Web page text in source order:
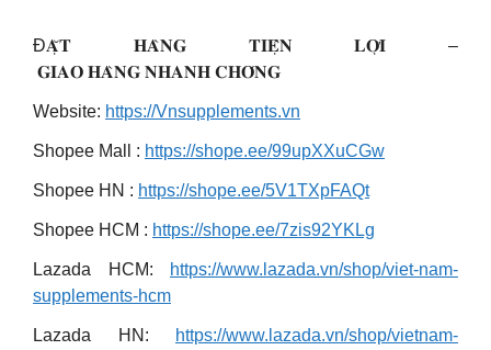
Đ𝐀̣̆𝐓 𝐇𝐀̀𝐍𝐆 𝐓𝐈𝐄̣̂𝐍 𝐋𝐎̛̣𝐈 –
𝐆𝐈𝐀𝐎 𝐇𝐀̀𝐍𝐆 𝐍𝐇𝐀𝐍𝐇 𝐂𝐇𝐎́𝐍𝐆
Website: https://Vnsupplements.vn
Shopee Mall : https://shope.ee/99upXXuCGw
Shopee HN : https://shope.ee/5V1TXpFAQt
Shopee HCM : https://shope.ee/7zis92YKLg
Lazada HCM:
https://www.lazada.vn/shop/viet-nam-
supplements-hcm
Lazada HN:
https://www.lazada.vn/shop/vietnam-